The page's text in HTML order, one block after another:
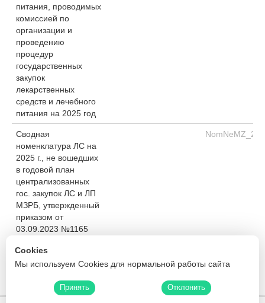
питания, проводимых
комиссией по
организации и
проведению
процедур
государственных
закупок
лекарственных
средств и лечебного
питания на 2025 год
Сводная
номенклатура ЛС на
2025 г., не вошедших
в годовой план
централизованных
гос. закупок ЛС и ЛП
МЗРБ, утвержденный
приказом от
03.09.2023 №1165
Процедуры закупок из
одного источника
Cookies
Мы используем Cookies для нормальной работы сайта
Принять Отклонить